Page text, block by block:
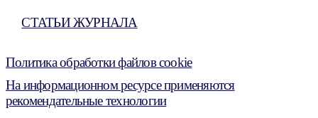
СТАТЬИ ЖУРНАЛА
Политика обработки файлов cookie
На информационном ресурсе применяются
рекомендательные технологии